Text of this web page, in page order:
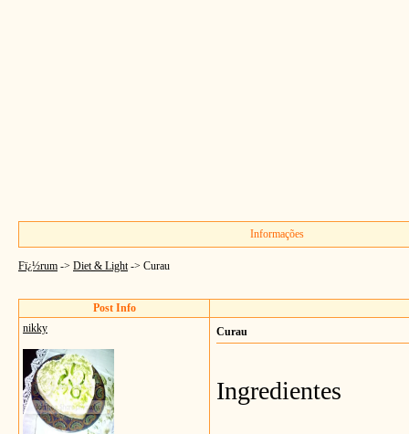
Informações
Fï¿½rum -> Diet & Light-> Curau
Post Info
nikky
Curau
Ingredientes